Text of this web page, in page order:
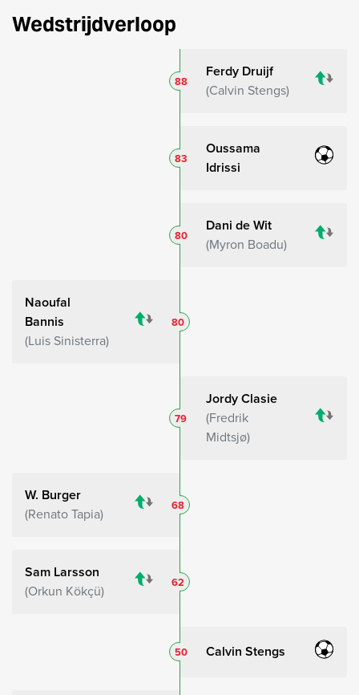
Wedstrijdverloop
Ferdy Druijf
Calvin Stengs
88
Oussama
Idrissi
83
Dani de Wit
Myron Boadu
80
Naoufal
Bannis
Luis Sinisterra
80
Jordy Clasie
Fredrik
Midtsjø
79
W. Burger
Renato Tapia
68
Sam Larsson
Orkun Kökçü
62
Calvin Stengs
50